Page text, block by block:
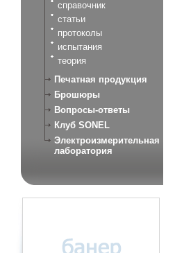
справочник
статьи
протоколы
испытания
теория
Печатная продукция
Брошюры
Вопросы-ответы
Клуб SONEL
Электроизмерительная
лаборатория